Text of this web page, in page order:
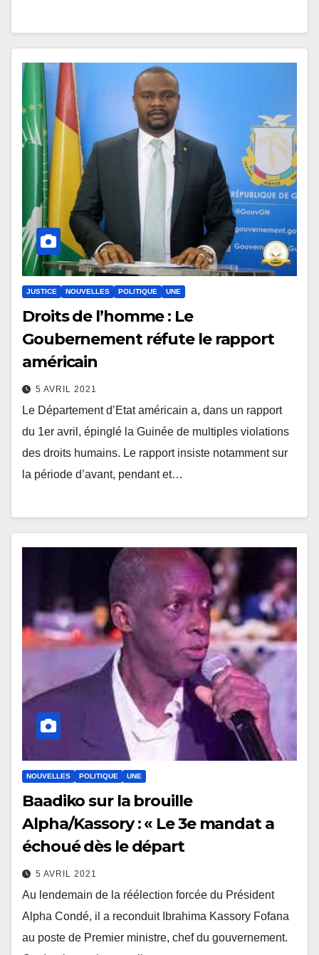
JUSTICE NOUVELLES POLITIQUE UNE
Droits de l’homme : Le
Goubernement réfute le rapport
américain
5 AVRIL 2021
Le Département d’Etat américain a, dans un rapport
du 1er avril, épinglé la Guinée de multiples violations
des droits humains. Le rapport insiste notamment sur
la période d’avant, pendant et…
NOUVELLES POLITIQUE UNE
Baadiko sur la brouille
Alpha/Kassory : « Le 3e mandat a
échoué dès le départ
5 AVRIL 2021
Au lendemain de la réélection forcée du Président
Alpha Condé, il a reconduit Ibrahima Kassory Fofana
au poste de Premier ministre, chef du gouvernement.